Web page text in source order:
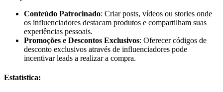
Conteúdo Patrocinado: Criar posts, vídeos ou stories onde
os influenciadores destacam produtos e compartilham suas
experiências pessoais.
Promoções e Descontos Exclusivos: Oferecer códigos de
desconto exclusivos através de influenciadores pode
incentivar leads a realizar a compra.
Estatística: